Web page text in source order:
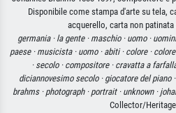
Disponibile come stampa d'arte su tela,
acquerello, carta non
germania · la gente · maschio · uomo ·
paese · musicista · uomo · abiti · colore · colore
· secolo · compositore · cravatta a
diciannovesimo secolo · giocatore del piano ·
brahms · photograph · portrait · unknown ·
Collector/